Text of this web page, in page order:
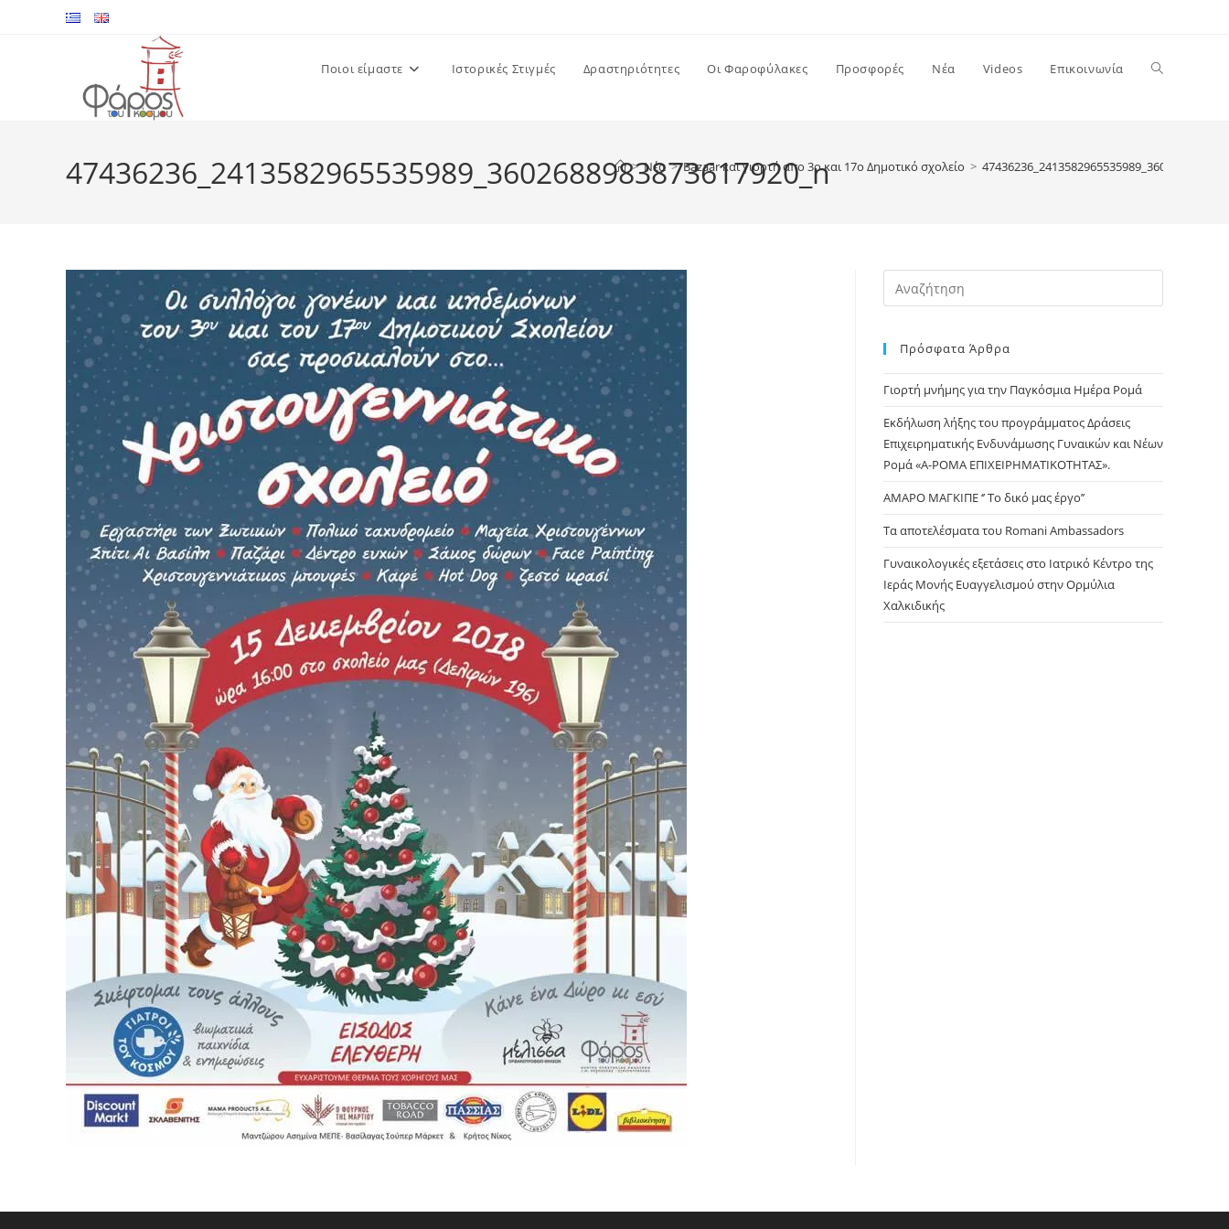
Ποιοι είμαστε Ιστορικές Στιγμές Δραστηριότητες Οι Φαροφύλακες Προσφορές Νέα Videos Επικοινωνία Toggle
47436236_2413582965535989_3602688983873617920_n
> Νέα > Bazaar και γιορτή απο 3o και 17ο Δημοτικό σχολείο >
Escape
Πρόσφατα Άρθρα
Γιορτή μνήμης για την Παγκόσμια Ημέρα Ρομά
Εκδήλωση λήξης του προγράμματος Δράσεις
Επιχειρηματικής Ενδυνάμωσης Γυναικών και Νέων
Ρομά «Α-ΡΟΜΑ ΕΠΙΧΕΙΡΗΜΑΤΙΚΟΤΗΤΑΣ».
ΑΜΑΡΟ ΜΑΓΚΙΠΕ ‘’ Το δικό μας έργο’’
Τα αποτελέσματα του Romani Ambassadors
Γυναικολογικές εξετάσεις στο Ιατρικό Κέντρο της
Ιεράς Μονής Ευαγγελισμού στην Ορμύλια
Χαλκιδικής